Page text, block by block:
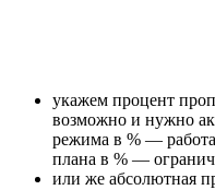
укажем процент
возможно и нужно
режима в % —
плана в % —
или же абсолютная